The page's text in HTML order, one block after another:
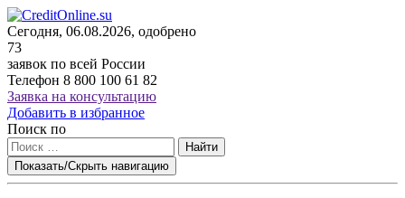
Сегодня, 06.08.2026, одобрено
73
заявок по всей России
Телефон 8 800 100 61 82
Заявка на консультацию
Добавить в избранное
Поиск по
Найти
Показать/Скрыть навигацию